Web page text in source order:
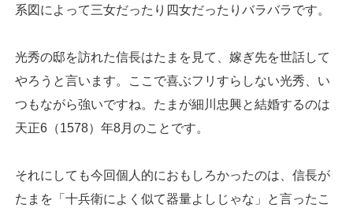
系図によって三女だったり四女だったりバラバラです。
光秀の邸を訪れた信長はたまを見て、嫁ぎ先を世話して
やろうと言います。ここで喜ぶフリすらしない光秀、い
つもながら強いですね。たまが細川忠興と結婚するのは
天正6（1578）年8月のことです。
それにしても今回個人的におもしろかったのは、信長が
たまを「十兵衛によく似て器量よしじゃな」と言ったこ